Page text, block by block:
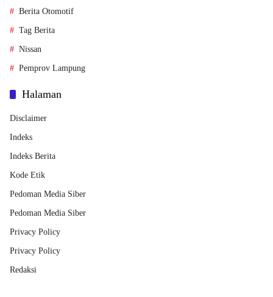
Berita Otomotif
Tag Berita
Nissan
Pemprov Lampung
Halaman
Disclaimer
Indeks
Indeks Berita
Kode Etik
Pedoman Media Siber
Pedoman Media Siber
Privacy Policy
Privacy Policy
Redaksi